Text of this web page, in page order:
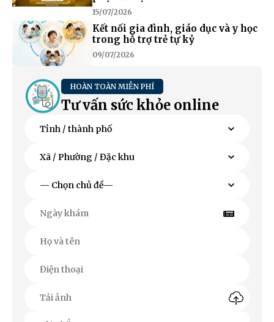
15/07/2026
Kết nối gia đình, giáo dục và y học
trong hỗ trợ trẻ tự kỷ
09/07/2026
HOÀN TOÀN MIỄN PHÍ
Tư vấn sức khỏe online